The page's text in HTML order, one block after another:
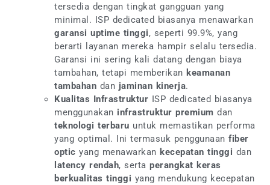
tersedia dengan tingkat gangguan yang
minimal. ISP dedicated biasanya menawarkan
garansi uptime tinggi, seperti 99.9%, yang
berarti layanan mereka hampir selalu tersedia.
Garansi ini sering kali datang dengan biaya
tambahan, tetapi memberikan keamanan
tambahan dan jaminan kinerja.
Kualitas Infrastruktur ISP dedicated biasanya
menggunakan infrastruktur premium dan
teknologi terbaru untuk memastikan performa
yang optimal. Ini termasuk penggunaan fiber
optic yang menawarkan kecepatan tinggi dan
latency rendah, serta perangkat keras
berkualitas tinggi yang mendukung kecepatan